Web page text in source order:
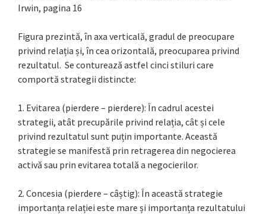
Irwin, pagina 16
Figura prezintă, în axa verticală, gradul de preocupare
privind relația și, în cea orizontală, preocuparea privind
rezultatul. Se conturează astfel cinci stiluri care
comportă strategii distincte:
1. Evitarea (pierdere – pierdere): În cadrul acestei
strategii, atât precupările privind relația, cât și cele
privind rezultatul sunt puțin importante. Această
strategie se manifestă prin retragerea din negocierea
activă sau prin evitarea totală a negocierilor.
2. Concesia (pierdere – câștig): În această strategie
importanța relației este mare și importanța rezultatului